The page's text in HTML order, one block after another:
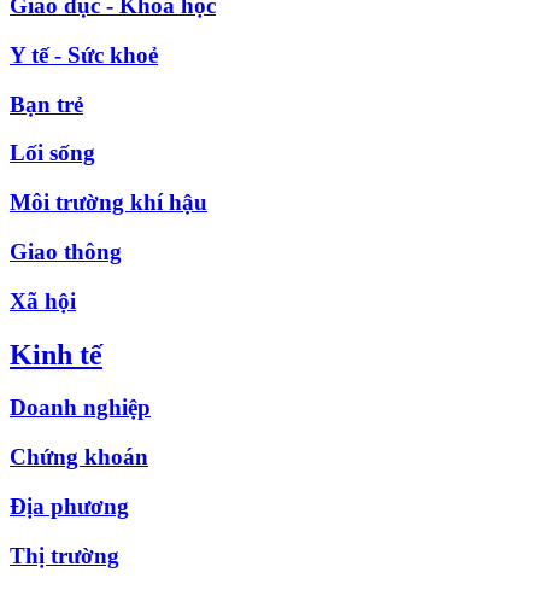
Giáo dục - Khoa học
Y tế - Sức khoẻ
Bạn trẻ
Lối sống
Môi trường khí hậu
Giao thông
Xã hội
Kinh tế
Doanh nghiệp
Chứng khoán
Địa phương
Thị trường